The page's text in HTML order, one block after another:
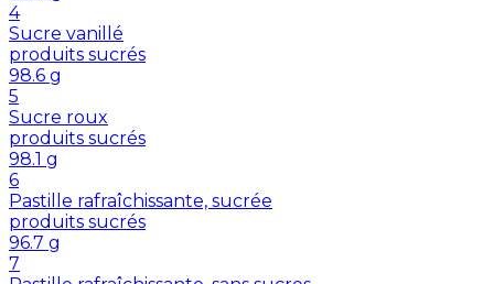
4
Sucre vanillé
produits sucrés
98.6 g
5
Sucre roux
produits sucrés
98.1 g
6
Pastille rafraîchissante, sucrée
produits sucrés
96.7 g
7